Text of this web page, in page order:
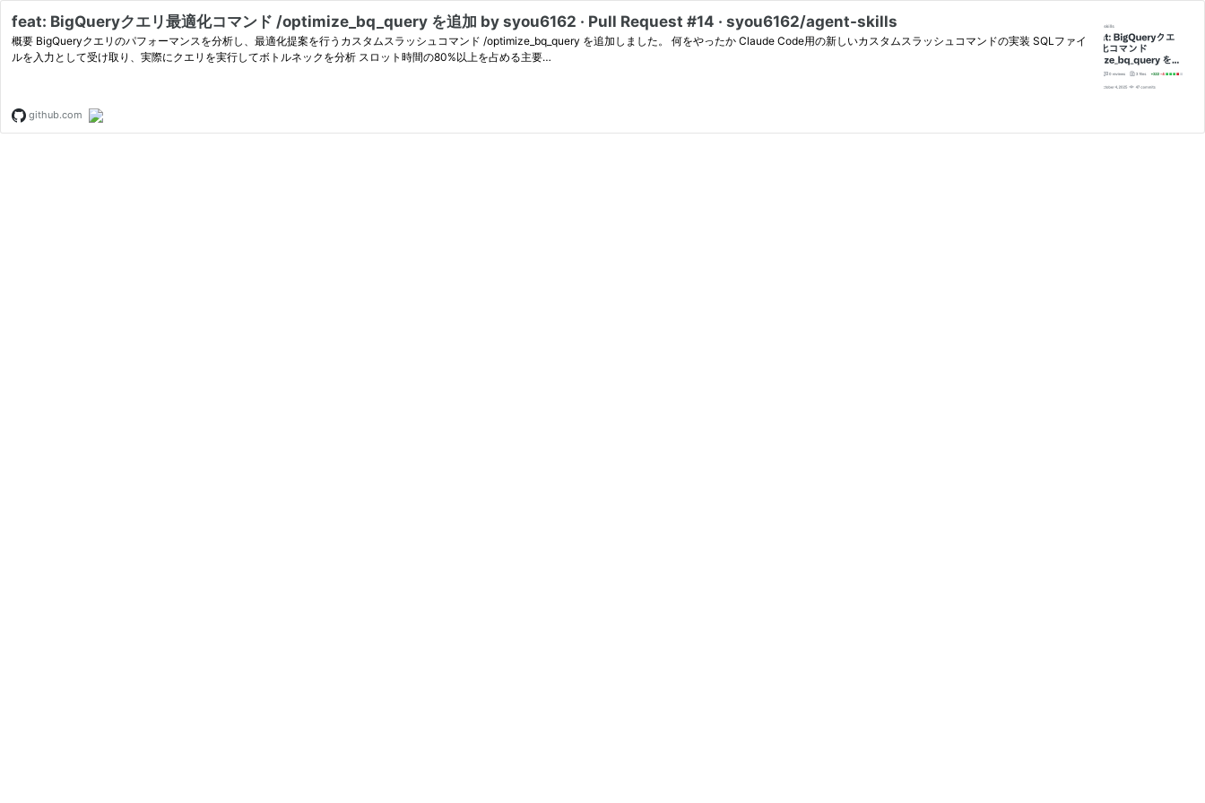
feat: BigQueryクエリ最適化コマンド /optimize_bq_query を追加 by syou6162 · Pull Request #14 · syou6162/agent-skills
概要 BigQueryクエリのパフォーマンスを分析し、最適化提案を行うカスタムスラッシュコマンド /optimize_bq_query を追加しました。 何をやったか Claude Code用の新しいカスタムスラッシュコマンドの実装 SQLファイ
ルを入力として受け取り、実際にクエリを実行してボトルネックを分析 スロット時間の80%以上を占める主要…
github.com